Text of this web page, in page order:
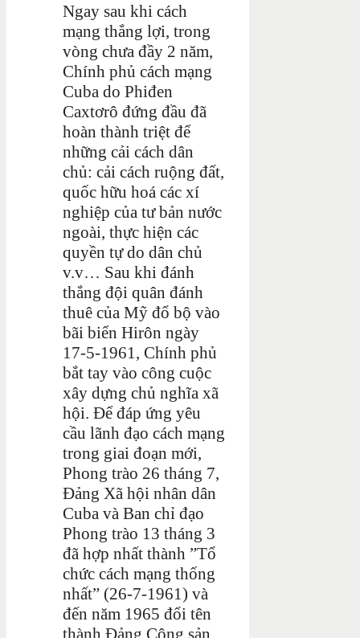
Ngay sau khi cách
mạng thắng lợi, trong
vòng chưa đầy 2 năm,
Chính phủ cách mạng
Cuba do Phiđen
Caxtơrô đứng đầu đã
hoàn thành triệt để
những cải cách dân
chủ: cải cách ruộng đất,
quốc hữu hoá các xí
nghiệp của tư bản nước
ngoài, thực hiện các
quyền tự do dân chủ
v.v… Sau khi đánh
thắng đội quân đánh
thuê của Mỹ đổ bộ vào
bãi biển Hirôn ngày
17-5-1961, Chính phủ
bắt tay vào công cuộc
xây dựng chủ nghĩa xã
hội. Để đáp ứng yêu
cầu lãnh đạo cách mạng
trong giai đoạn mới,
Phong trào 26 tháng 7,
Đảng Xã hội nhân dân
Cuba và Ban chỉ đạo
Phong trào 13 tháng 3
đã hợp nhất thành ”Tổ
chức cách mạng thống
nhất” (26-7-1961) và
đến năm 1965 đổi tên
thành Đảng Cộng sản